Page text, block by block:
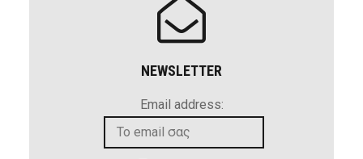
NEWSLETTER
Email address: